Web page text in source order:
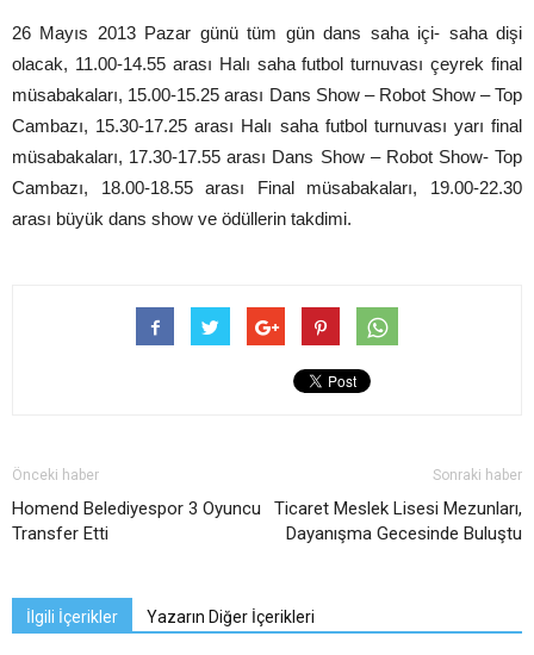
26 Mayıs 2013 Pazar günü tüm gün dans saha içi- saha dişi
olacak, 11.00-14.55 arası Halı saha futbol turnuvası çeyrek final
müsabakaları, 15.00-15.25 arası Dans Show – Robot Show – Top
Cambazı, 15.30-17.25 arası Halı saha futbol turnuvası yarı final
müsabakaları, 17.30-17.55 arası Dans Show – Robot Show- Top
Cambazı, 18.00-18.55 arası Final müsabakaları, 19.00-22.30
arası büyük dans show ve ödüllerin takdimi.
Önceki haber
Homend Belediyespor 3 Oyuncu
Transfer Etti
Sonraki haber
Ticaret Meslek Lisesi Mezunları,
Dayanışma Gecesinde Buluştu
İlgili İçerikler Yazarın Diğer İçerikleri